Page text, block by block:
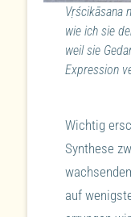
Vṛścikāsana
wie ich sie
weil sie
Expression
Wichtig
Synthese
auf